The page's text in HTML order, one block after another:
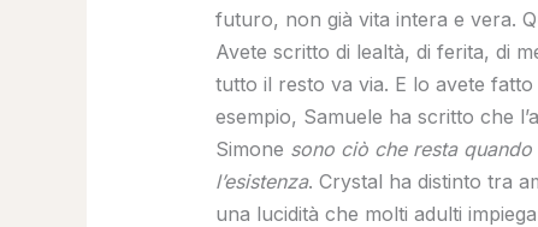
futuro, non già vita intera e vera.
Avete scritto di lealtà, di ferita, di
tutto il resto va via. E lo avete
esempio, Samuele ha scritto che
Simone sono ciò che resta
l’esistenza. Crystal ha distinto tra
una lucidità che molti adulti